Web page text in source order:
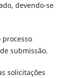
devendo-se
submissão.
solicitações